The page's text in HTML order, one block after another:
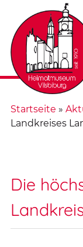
Startseite »
Landkreises
Die